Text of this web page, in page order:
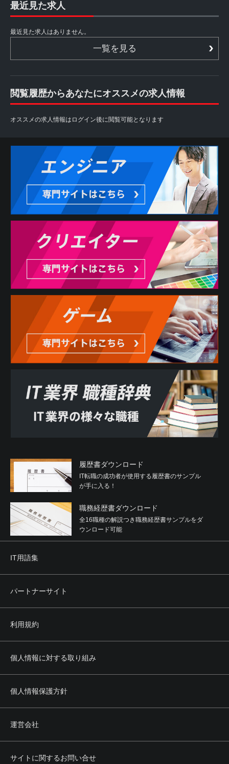
最近見た求人
最近見た求人はありません。
一覧を見る
閲覧履歴からあなたにオススメの求人情報
オススメの求人情報はログイン後に閲覧可能となります
履歴書ダウンロード
IT転職の成功者が使用する履歴書のサンプル
が手に入る！
職務経歴書ダウンロード
全16職種の解説つき職務経歴書サンプルをダ
ウンロード可能
IT用語集
パートナーサイト
利用規約
個人情報に対する取り組み
個人情報保護方針
運営会社
サイトに関するお問い合せ